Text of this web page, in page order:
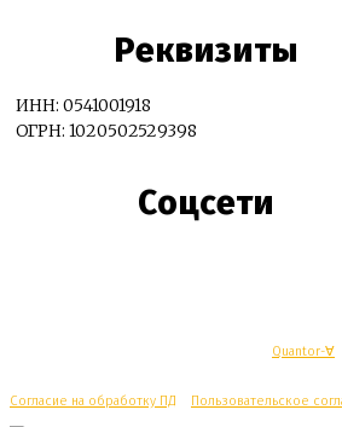
Реквизиты
ИНН: 0541001918
ОГРН: 1020502529398
Соцсети
Quantor-∀
Согласие на обработку ПД Пользовательское